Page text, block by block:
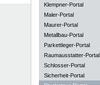
Klempner-Portal
Maler-Portal
Maurer-Portal
Metallbau-Portal
Parkettleger-Portal
Raumausstatter-Portal
Schlosser-Portal
Sicherheit-Portal